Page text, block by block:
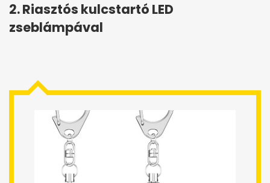
2. Riasztós kulcstartó LED
zseblámpával